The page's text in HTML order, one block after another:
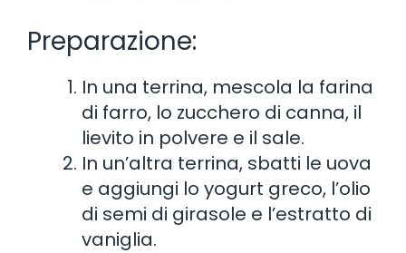
Preparazione:
In una terrina, mescola la farina
di farro, lo zucchero di canna, il
lievito in polvere e il sale.
In un’altra terrina, sbatti le uova
e aggiungi lo yogurt greco, l’olio
di semi di girasole e l’estratto di
vaniglia.